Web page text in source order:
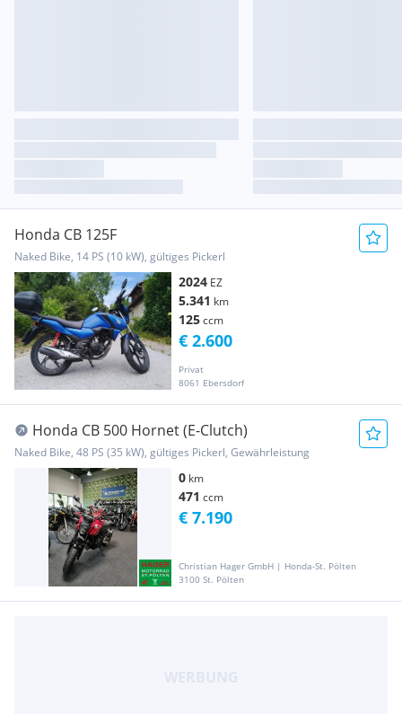
Honda CB 125F
Naked Bike, 14 PS (10 kW), gültiges Pickerl
2024 EZ
5.341 km
125ccm
Privat
8061 Ebersdorf
€ 2.600
Honda CB 500 Hornet (E-Clutch)
Naked Bike, 48 PS (35 kW), gültiges Pickerl, Gewährleistung
0 km
471 ccm
Christian Hager GmbH | Honda-St. Pölten
3100 St. Pölten
€ 7.190